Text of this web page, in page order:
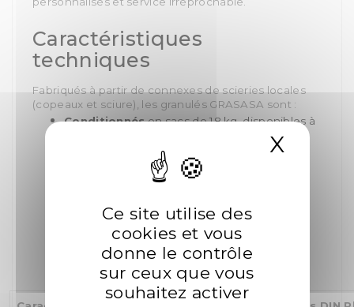
Ce site utilise des
cookies et vous
donne le contrôle
sur ceux que vous
souhaitez activer
X
Caractéristiques
techniques
Fabriqués à partir de connexes de scieries locales
(copeaux et sciure), les granulés GRASASA sont :
Conditionnésen sacs de 18 kg, disponibles à
palette
(70 sacs)
Emballés dans dessacs kraft recyclables